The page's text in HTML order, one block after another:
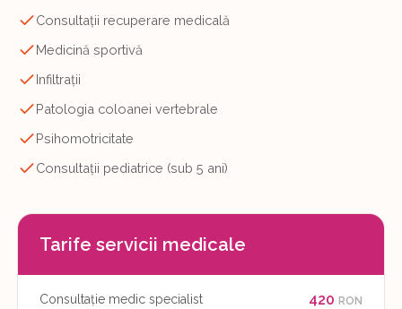
Consultații recuperare medicală
Medicină sportivă
Infiltrații
Patologia coloanei vertebrale
Psihomotricitate
Consultații pediatrice (sub 5 ani)
Tarife servicii medicale
Consultație medic specialist 420 RON